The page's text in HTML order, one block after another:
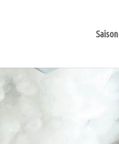
Saison